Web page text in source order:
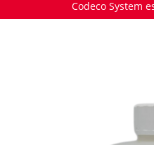
Codeco System